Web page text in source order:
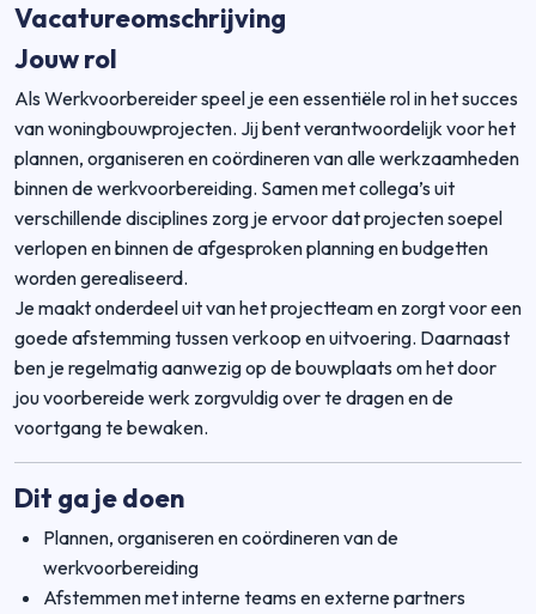
Vacatureomschrijving
Jouw rol
Als Werkvoorbereider speel je een essentiële rol in het succes
van woningbouwprojecten. Jij bent verantwoordelijk voor het
plannen, organiseren en coördineren van alle werkzaamheden
binnen de werkvoorbereiding. Samen met collega’s uit
verschillende disciplines zorg je ervoor dat projecten soepel
verlopen en binnen de afgesproken planning en budgetten
worden gerealiseerd.
Je maakt onderdeel uit van het projectteam en zorgt voor een
goede afstemming tussen verkoop en uitvoering. Daarnaast
ben je regelmatig aanwezig op de bouwplaats om het door
jou voorbereide werk zorgvuldig over te dragen en de
voortgang te bewaken.
Dit ga je doen
Plannen, organiseren en coördineren van de
werkvoorbereiding
Afstemmen met interne teams en externe partners